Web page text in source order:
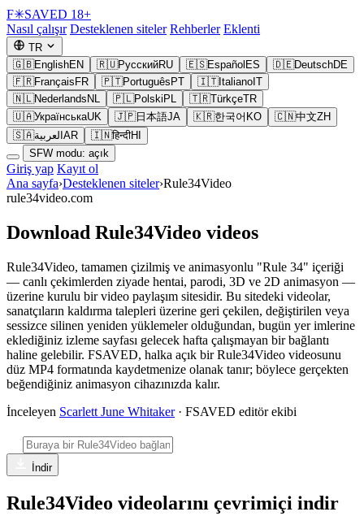
F✳SAVED 18+
Nasıl çalışır Desteklenen siteler Rehberler Eklenti
TR
🇬🇧EnglishEN 🇷🇺РусскийRU 🇪🇸Español ES 🇩🇪DeutschDE
🇫🇷Français FR 🇵🇹Português PT 🇮🇹Italiano IT
🇳🇱Nederlands NL 🇵🇱Polski PL 🇹🇷TürkçeTR
🇺🇦УкраїнськаUK 🇯🇵日本語JA 🇰🇷한국어 KO 🇨🇳中文ZH
🇸🇦العربية AR 🇮🇳हिन्दीHI
SFW modu: açık
Giriş yap Kayıt ol
Ana sayfa›Desteklenen siteler›Rule34Video
rule34video.com
Download Rule34Video videos
Rule34Video, tamamen çizilmiş ve animasyonlu "Rule 34" içeriği
— canlı çekimlerden ziyade hentai, parodi, 3D ve 2D animasyon —
üzerine kurulu bir video paylaşım sitesidir. Bu sitedeki videolar,
sanatçıların kaldırma talepleri üzerine geri çekilen, değiştirilen veya
sessizce silinen yeniden yüklemeler olduğundan, bugün yer imlerine
eklediğiniz izleme sayfası gelecek hafta çalışmayan bir bağlantı
haline gelebilir. FSAVED, halka açık bir Rule34Video videosunu
düz MP4 formatında kaydetmenize olanak tanır; böylece gerçekten
beğendiğiniz animasyon cihazınızda kalır.
İnceleyen Scarlett June Whitaker· FSAVED editör ekibi
İndir
Rule34Video videolarını çevrimiçi indir